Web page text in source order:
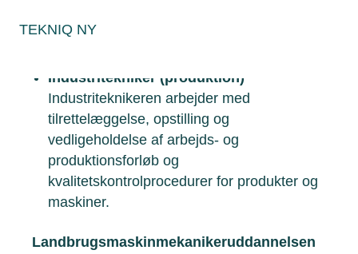
TEKNIQ NY
også vedligehold af store anlæg som
Industritekniker (produktion)
Industriteknikeren arbejder med
tilrettelæggelse, opstilling og
vedligeholdelse af arbejds- og
produktionsforløb og
kvalitetskontrolprocedurer for produkter og
maskiner.
Landbrugsmaskinmekanikeruddannelsen